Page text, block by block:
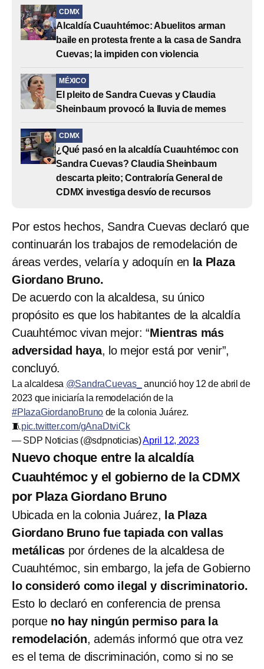
CDMX
Alcaldía Cuauhtémoc: Abuelitos arman
baile en protesta frente a la casa de Sandra
Cuevas; la impiden con violencia
MÉXICO
El pleito de Sandra Cuevas y Claudia
Sheinbaum provocó la lluvia de memes
CDMX
¿Qué pasó en la alcaldía Cuauhtémoc con
Sandra Cuevas? Claudia Sheinbaum
descarta pleito; Contraloría General de
CDMX investiga desvío de recursos
Por estos hechos, Sandra Cuevas declaró que
continuarán los trabajos de remodelación de
áreas verdes, velaría y adoquín en la Plaza
Giordano Bruno.
De acuerdo con la alcaldesa, su único
propósito es que los habitantes de la alcaldía
Cuauhtémoc vivan mejor: “Mientras más
adversidad haya, lo mejor está por venir”,
concluyó.
La alcaldesa @SandraCuevas_
anunció hoy 12 de abril de
2023 que iniciaría la remodelación de la
#PlazaGiordanoBruno de la colonia Juárez.
🧵 pic.twitter.com/gAnaDtviCk
— SDP Noticias (@sdpnoticias)April 12, 2023
Nuevo choque entre la alcaldía
Cuauhtémoc y el gobierno de la CDMX
por Plaza Giordano Bruno
Ubicada en la colonia Juárez, la Plaza
Giordano Bruno fue tapiada con vallas
metálicas por órdenes de la alcaldesa de
Cuauhtémoc, sin embargo, la jefa de Gobierno
lo consideró como ilegal y discriminatorio.
Esto lo declaró en conferencia de prensa
porqueno hay ningún permiso para la
remodelación, además informó que otra vez
es el tema de discriminación, como si no se